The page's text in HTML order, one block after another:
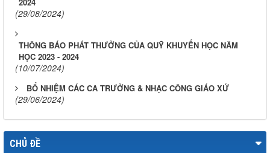
(29/08/2024)
THÔNG BÁO PHÁT THƯỞNG CỦA QUỸ KHUYẾN HỌC NĂM
HỌC 2023 - 2024
(10/07/2024)
BỔ NHIỆM CÁC CA TRƯỞNG & NHẠC CÔNG GIÁO XỨ
(29/06/2024)
CHỦ ĐỀ